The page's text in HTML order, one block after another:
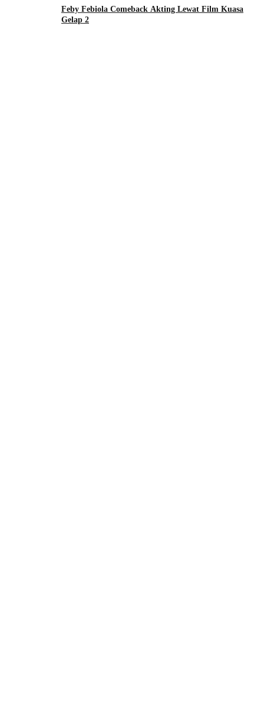
Feby Febiola Comeback Akting Lewat Film Kuasa
Gelap 2